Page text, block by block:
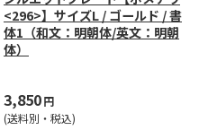
<296>】サイズL / ゴールド / 書
体1（和文：明朝体/英文：明朝
体）
3,850円
(送料別・税込)